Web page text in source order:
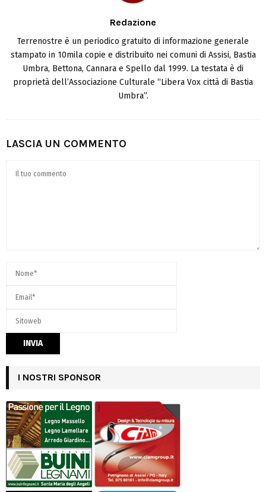
Redazione
Terrenostre è un periodico gratuito di informazione generale
stampato in 10mila copie e distribuito nei comuni di Assisi, Bastia
Umbra, Bettona, Cannara e Spello dal 1999. La testata è di
proprietà dell’Associazione Culturale “Libera Vox città di Bastia
Umbra”.
LASCIA UN COMMENTO
I NOSTRI SPONSOR